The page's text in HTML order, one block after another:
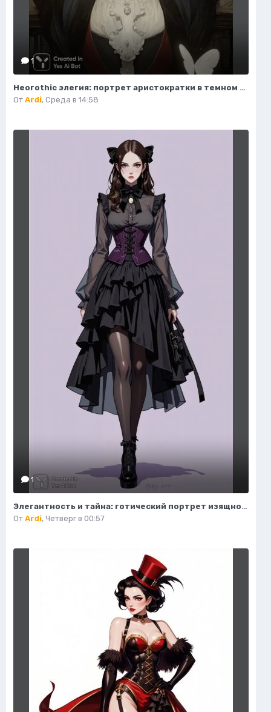
1
Неогothic элегия: портрет аристократки в темном величии библиотеки. Картинка из нейронной сети Миджорни
От Ardi, Среда в 14:58
1
Элегантность и тайна: готический портрет изящной модели в деталях. Изображение из нейронной сети Flux Ai
От Ardi, Четверг в 00:57